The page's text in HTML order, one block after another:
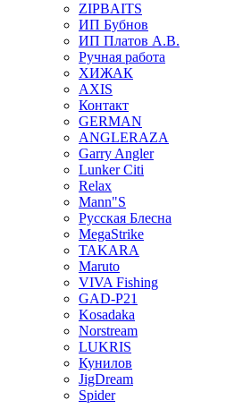
ZIPBAITS
ИП Бубнов
ИП Платов А.В.
Ручная работа
ХИЖАК
AXIS
Контакт
GERMAN
ANGLERAZA
Garry Angler
Lunker Citi
Relax
Mann"S
Русская Блесна
MegaStrike
TAKARA
Maruto
VIVA Fishing
GAD-P21
Kosadaka
Norstream
LUKRIS
Кунилов
JigDream
Spider